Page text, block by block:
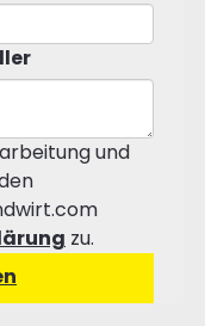
und
zu.